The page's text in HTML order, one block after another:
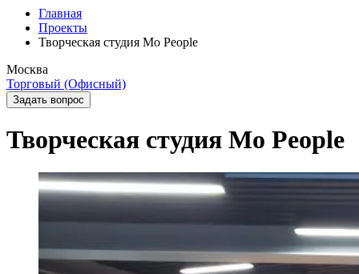
Главная
Проекты
Творческая студия Mo People
Москва
Торговый (Офисный)
Задать вопрос
Творческая студия Mo People